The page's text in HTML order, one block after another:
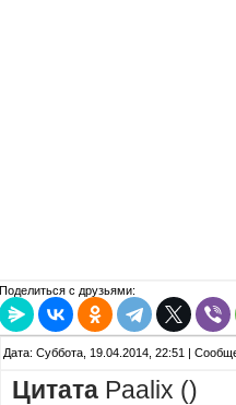
Поделиться с друзьями:
Дата: Суббота, 19.04.2014, 22:51 |
Цитата Paalix ()